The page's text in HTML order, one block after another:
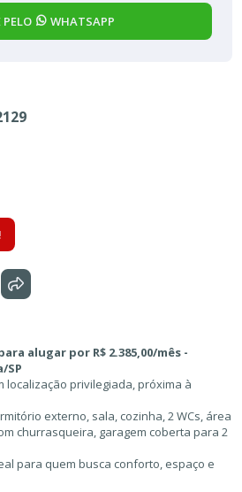
PELO WHATSAPP
alugar por R$ 2.385,00/mês -
SP
localização privilegiada, próxima à
externo, sala, cozinha, 2 WCs, área
churrasqueira, garagem coberta para 2
para quem busca conforto, espaço e